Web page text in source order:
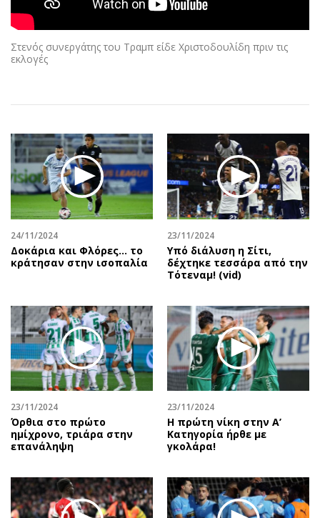
Αθλητισμός
Κύπρος
Ελλάδα
Οικονομία
Real Estate
Επιχειρήσεις
Αγορές
Money Review
AstroBank Properties
Trends
Ναυτιλία
Περιβάλλον
Ελλάδα
Κόσμος
Παράξενα
Πολιτισμός
Σινεμά
Θέατρο-Χορός
Εικαστικά
Βιβλίο
Geek
Νέα
Κινητά-tablets
Πολιτική
Οικονομία
Γενικά
Αναδρομές
Πρόσωπα
Περιβάλλον
Good Life
Γυναίκα
Showbiz
Ταξίδια
Συνταγές
Έξοδος
Media
Εκπομπές
Wine routes
Podcasts
Προσφορές
Προσωπικότητες στην ''Κ''
Στενός συνεργάτης του Τραμπ είδε Χριστοδουλίδη πριν τις
εκλογές
24/11/2024
Δοκάρια και Φλόρες… το
κράτησαν στην ισοπαλία
23/11/2024
Υπό διάλυση η Σίτι,
δέχτηκε τεσσάρα από την
Τότεναμ! (vid)
23/11/2024
Όρθια στο πρώτο
ημίχρονο, τριάρα στην
επανάληψη
23/11/2024
Η πρώτη νίκη στην Α’
Κατηγορία ήρθε με
γκολάρα!